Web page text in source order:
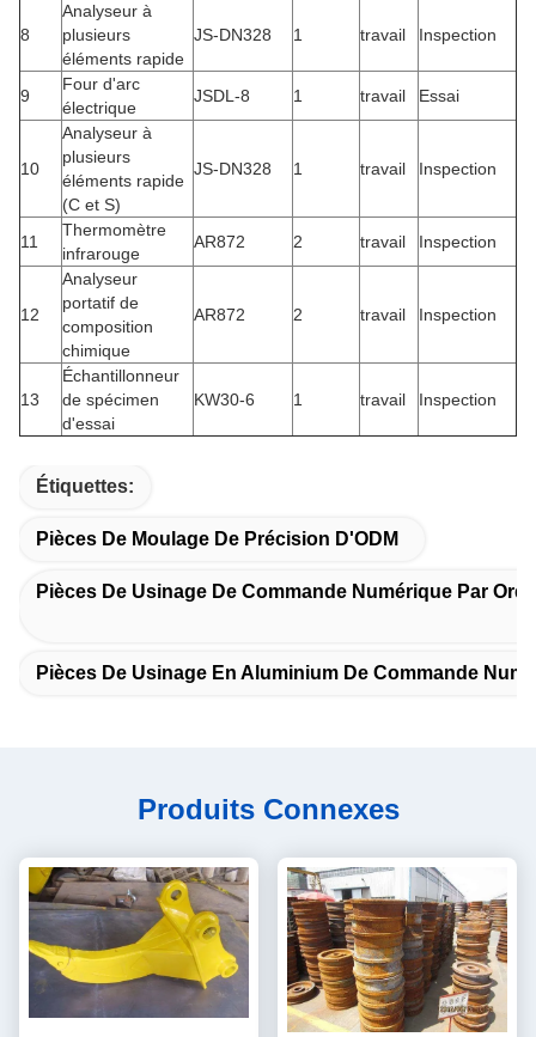
8
Analyseur à
plusieurs
éléments rapide
JS-DN328 1 travail Inspection
9
Four d'arc
électrique
JSDL-8 1 travail Essai
10
Analyseur à
plusieurs
éléments rapide
(C et S)
JS-DN328 1 travail Inspection
11
Thermomètre
infrarouge
AR872 2 travail Inspection
12
Analyseur
portatif de
composition
chimique
AR872 2 travail Inspection
13
Échantillonneur
de spécimen
d'essai
KW30-6 1 travail Inspection
Étiquettes:
Pièces De Moulage De Précision D'ODM
Pièces De Usinage De Commande Numérique Par
Pièces De Usinage En Aluminium De Commande
Produits Connexes